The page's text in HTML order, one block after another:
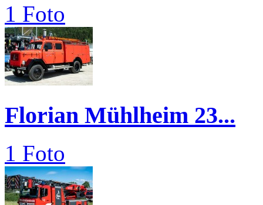
1 Foto
Florian Mühlheim 23...
1 Foto